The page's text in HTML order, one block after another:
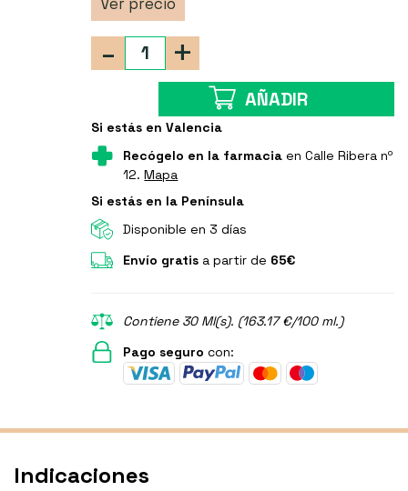
+
-
AÑADIR
Si estás en Valencia
Recógelo en la farmacia en Calle Ribera nº
12.Mapa
Si estás en la Península
Disponible en 3 días
Envío gratis a partir de 65€
Contiene 30 Ml(s). (163.17 €/100 ml.)
Pago seguro con:
Indicaciones